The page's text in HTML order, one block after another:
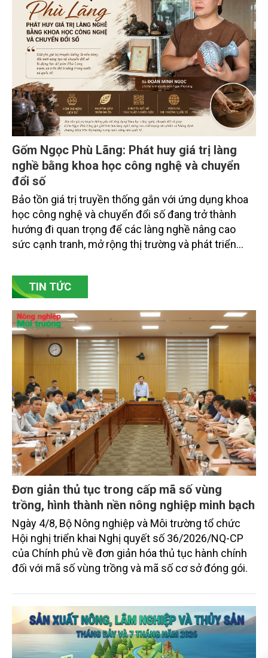
các đơn vị thuộc Bộ Nông nghiệp và Môi trường,
chuyên gia, nhà khoa học, Sở Nông nghiệp và Môi
trường tỉnh Lai Châu và đại diện các cơ quan đơn vị
doanh nghiệp ở các tỉnh miền núi phía Bắc.
Gốm Ngọc Phù Lãng: Phát huy giá trị làng
nghề bằng khoa học công nghệ và chuyển
đổi số
Bảo tồn giá trị truyền thống gắn với ứng dụng khoa
học công nghệ và chuyển đổi số đang trở thành
hướng đi quan trọng để các làng nghề nâng cao
sức cạnh tranh, mở rộng thị trường và phát triển
Bắc Ninh, nhiều nghệ nhân và cơ sở sản xuất đã
chủ động đổi mới tư duy, đầu tư công nghệ, xây
TIN TỨC
Đơn giản thủ tục trong cấp mã số vùng
trồng, hình thành nền nông nghiệp minh bạch
Ngày 4/8, Bộ Nông nghiệp và Môi trường tổ chức
Hội nghị triển khai Nghị quyết số 36/2026/NQ-CP
của Chính phủ về đơn giản hóa thủ tục hành chính
đối với mã số vùng trồng và mã số cơ sở đóng gói.